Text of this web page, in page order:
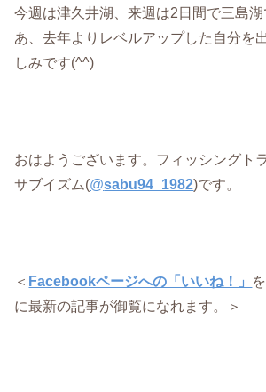
今週は津久井湖、来週は2日間で三島湖
あ、去年よりレベルアップした自分を
しみです(^^)
おはようございます。フィッシングト
サブイズム(@sabu94_1982)です。
＜ Facebookページへの「いいね！」
に最新の記事が御覧になれます。＞